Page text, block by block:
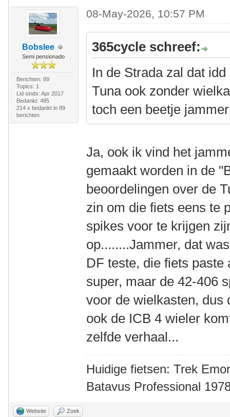
Bobslee
Semi pensionado
Berichten: 89
Topics: 1
Lid sinds: Apr 2017
Bedankt: 485
214 x bedankt in 89
berichten
08-May-2026, 10:57 PM
365cycle schreef:
In de Strada zal dat
Tuna ook zonder
toch een beetje
Ja, ook ik vind het
gemaakt worden in de
beoordelingen over de
zin om die fiets eens te
spikes voor te krijgen
op........Jammer, dat
DF teste, die fiets
super, maar de 42-406
voor de wielkasten, dus
ook de ICB 4 wieler
zelfde verhaal...
Huidige fietsen: Trek
Batavus Professional
Website Zoek